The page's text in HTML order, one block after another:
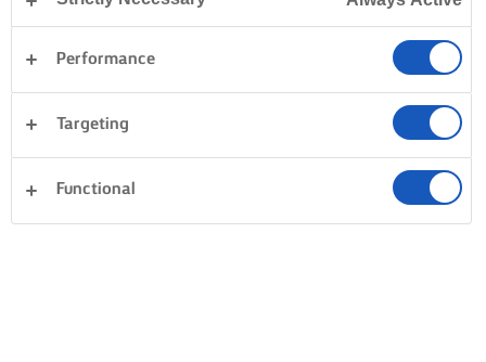
Performance
Targeting
Functional